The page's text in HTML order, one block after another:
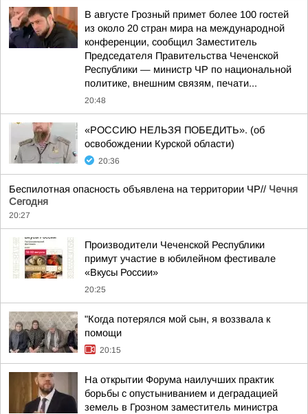
В августе Грозный примет более 100 гостей
из около 20 стран мира на международной
конференции, сообщил Заместитель
Председателя Правительства Чеченской
Республики — министр ЧР по национальной
политике, внешним связям, печати...
20:48
«РОССИЮ НЕЛЬЗЯ ПОБЕДИТЬ». (об
освобождении Курской области)
20:36
Беспилотная опасность объявлена на территории ЧР// Чечня
Сегодня
20:27
Производители Чеченской Республики
примут участие в юбилейном фестивале
«Вкусы России»
20:25
"Когда потерялся мой сын, я воззвала к
помощи
20:15
На открытии Форума наилучших практик
борьбы с опустыниванием и деградацией
земель в Грозном заместитель министра